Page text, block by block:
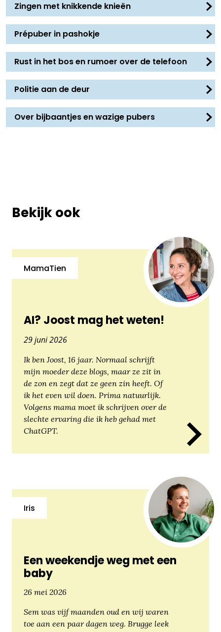
Zingen met knikkende knieën
Prépuber in pashokje
Rust in het bos en rumoer over de telefoon
Politie aan de deur
Over bijbaantjes en wazige pubers
Bekijk ook
AI? Joost mag het weten!
MamaTien
29 juni 2026
Ik ben Joost, 16 jaar. Normaal schrijft
mijn moeder deze blogs, maar ze zit in
de zon en zegt dat ze geen zin heeft. Of
ik het even wil doen. Prima natuurlijk.
Volgens mama moet ik schrijven over de
slechte ervaring die ik heb gehad met
ChatGPT.
Een weekendje weg met een
baby
Iris
26 mei 2026
Sem was vijf maanden oud en wij waren
toe aan een paar dagen weg. Brugge leek